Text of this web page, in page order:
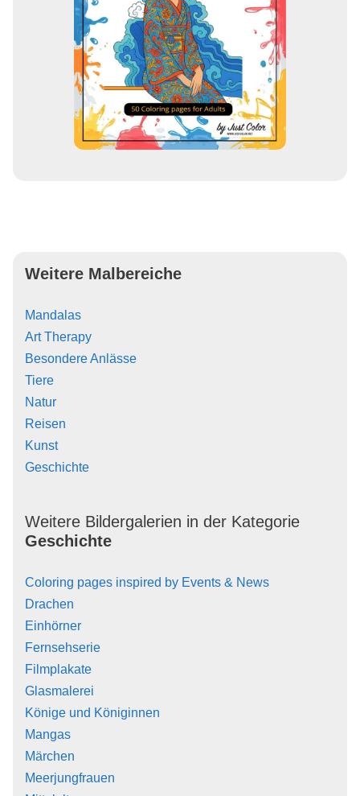
Weitere Malbereiche
Mandalas
Art Therapy
Besondere Anlässe
Tiere
Natur
Reisen
Kunst
Geschichte
Weitere Bildergalerien in der Kategorie
Geschichte
Coloring pages inspired by Events & News
Drachen
Einhörner
Fernsehserie
Filmplakate
Glasmalerei
Könige und Königinnen
Mangas
Märchen
Meerjungfrauen